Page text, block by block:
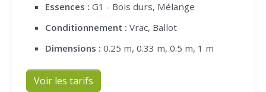
Essences : G1 - Bois durs, Mélange
Conditionnement : Vrac, Ballot
Dimensions : 0.25 m, 0.33 m, 0.5 m, 1 m
Voir les tarifs